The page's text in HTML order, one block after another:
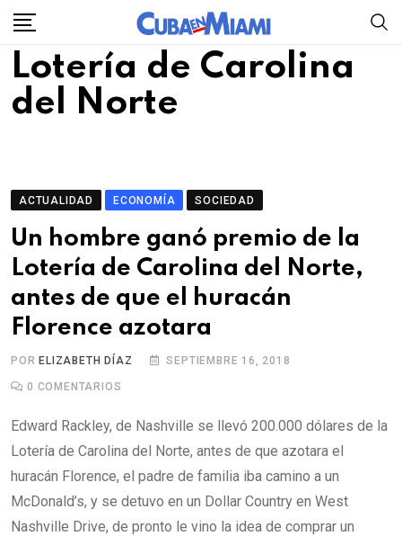
Skip
content
Lotería de Carolina
del Norte
ACTUALIDAD ECONOMÍA SOCIEDAD
Un hombre ganó premio de la
Lotería de Carolina del Norte,
antes de que el huracán
Florence azotara
POR ELIZABETH DÍAZ SEPTIEMBRE 16, 2018
0 COMENTARIOS
Edward Rackley, de Nashville se llevó 200.000 dólares de la
Lotería de Carolina del Norte, antes de que azotara el
huracán Florence, el padre de familia iba camino a un
McDonald’s, y se detuvo en un Dollar Country en West
Nashville Drive, de pronto le vino la idea de comprar un